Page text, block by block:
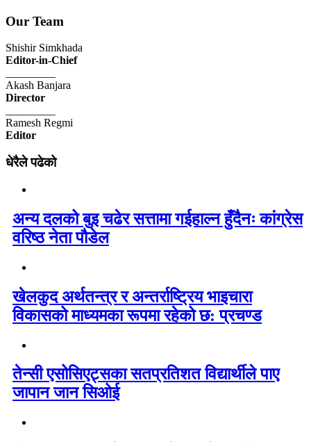
Our Team
Shishir Simkhada
Editor-in-Chief
Akash Banjara
Director
Ramesh Regmi
Editor
धेरैले पढेको
अन्य दलको बुइ चढेर सत्तामा गईहाल्न हुँदैनः कांग्रेस
वरिष्ठ नेता पौडेल
खेलकुद अर्थतन्त्र र अन्तर्राष्ट्रिय भाइचारा
विकासको माध्यमका रूपमा रहेको छ: प्रचण्ड
तेन्सी एसोसिएट्सका सतप्रतिशत विद्यार्थीले पाए
जापान जान सिओई